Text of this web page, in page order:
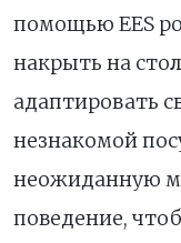
помощью EES
накрыть на
адаптировать
незнакомой
неожиданную
поведение,